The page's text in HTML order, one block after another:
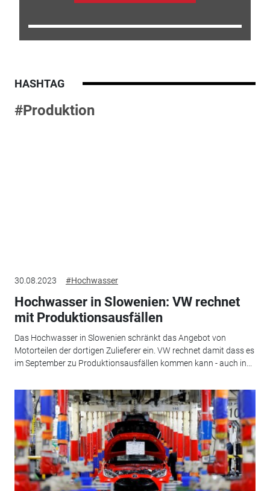
HASHTAG
#Produktion
30.08.2023 #Hochwasser
Hochwasser in Slowenien: VW rechnet
mit Produktionsausfällen
Das Hochwasser in Slowenien schränkt das Angebot von
Motorteilen der dortigen Zulieferer ein. VW rechnet damit dass es
im September zu Produktionsausfällen kommen kann - auch in...